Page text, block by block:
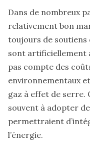
Dans de nombreux
relativement bon
toujours de
sont artificiellement
pas compte des
environnementaux
gaz à effet de serre.
souvent à adopter
permettraient
l’énergie.